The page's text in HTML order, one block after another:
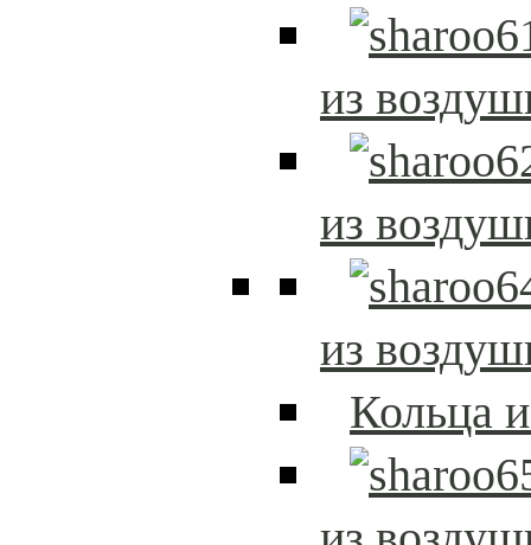
из
из
из
Кольца